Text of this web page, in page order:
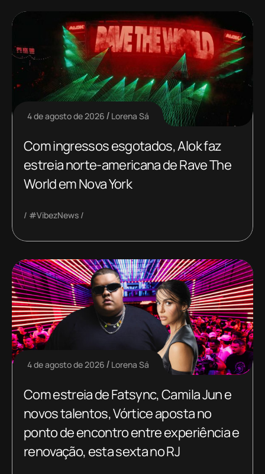
4 de agosto de 2026 Lorena Sá
Com ingressos esgotados, Alok faz
estreia norte-americana de Rave The
World em Nova York
#VibezNews
4 de agosto de 2026 Lorena Sá
Com estreia de Fatsync, Camila Jun e
novos talentos, Vórtice aposta no
ponto de encontro entre experiência e
renovação, esta sexta no RJ